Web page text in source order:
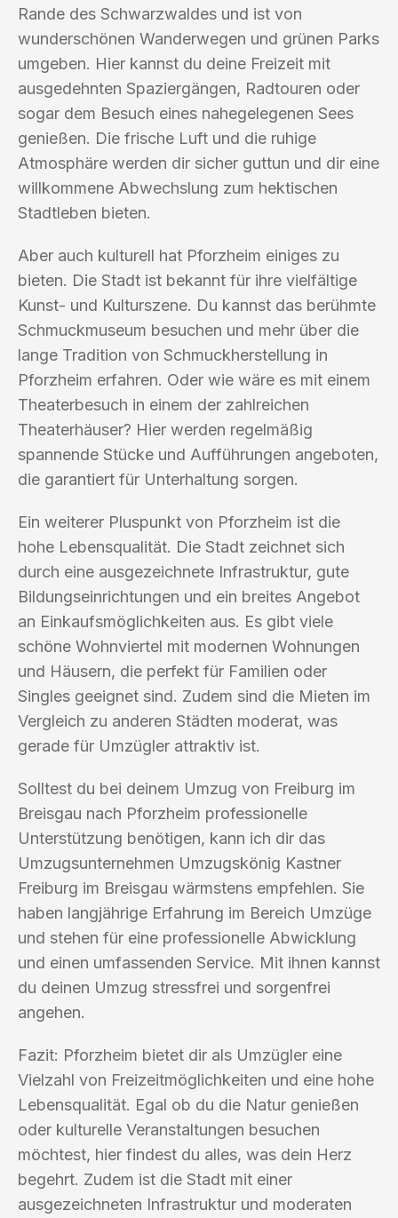
Rande des Schwarzwaldes und ist von
wunderschönen Wanderwegen und grünen Parks
umgeben. Hier kannst du deine Freizeit mit
ausgedehnten Spaziergängen, Radtouren oder
sogar dem Besuch eines nahegelegenen Sees
genießen. Die frische Luft und die ruhige
Atmosphäre werden dir sicher guttun und dir eine
willkommene Abwechslung zum hektischen
Stadtleben bieten.
Aber auch kulturell hat Pforzheim einiges zu
bieten. Die Stadt ist bekannt für ihre vielfältige
Kunst- und Kulturszene. Du kannst das berühmte
Schmuckmuseum besuchen und mehr über die
lange Tradition von Schmuckherstellung in
Pforzheim erfahren. Oder wie wäre es mit einem
Theaterbesuch in einem der zahlreichen
Theaterhäuser? Hier werden regelmäßig
spannende Stücke und Aufführungen angeboten,
die garantiert für Unterhaltung sorgen.
Ein weiterer Pluspunkt von Pforzheim ist die
hohe Lebensqualität. Die Stadt zeichnet sich
durch eine ausgezeichnete Infrastruktur, gute
Bildungseinrichtungen und ein breites Angebot
an Einkaufsmöglichkeiten aus. Es gibt viele
schöne Wohnviertel mit modernen Wohnungen
und Häusern, die perfekt für Familien oder
Singles geeignet sind. Zudem sind die Mieten im
Vergleich zu anderen Städten moderat, was
gerade für Umzügler attraktiv ist.
Solltest du bei deinem Umzug von Freiburg im
Breisgau nach Pforzheim professionelle
Unterstützung benötigen, kann ich dir das
Umzugsunternehmen Umzugskönig Kastner
Freiburg im Breisgau wärmstens empfehlen. Sie
haben langjährige Erfahrung im Bereich Umzüge
und stehen für eine professionelle Abwicklung
und einen umfassenden Service. Mit ihnen kannst
du deinen Umzug stressfrei und sorgenfrei
angehen.
Fazit: Pforzheim bietet dir als Umzügler eine
Vielzahl von Freizeitmöglichkeiten und eine hohe
Lebensqualität. Egal ob du die Natur genießen
oder kulturelle Veranstaltungen besuchen
möchtest, hier findest du alles, was dein Herz
begehrt. Zudem ist die Stadt mit einer
ausgezeichneten Infrastruktur und moderaten